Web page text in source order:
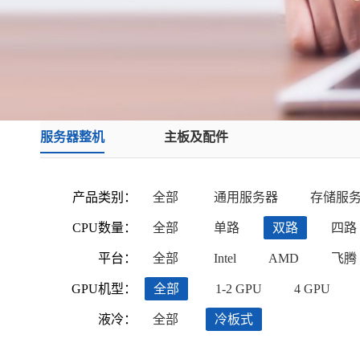
服务器整机 主板及配件
产品类别：
CPU数量：
平台：
GPU机型：
液冷：
全部 通用服务器 存储服
全部 单路 双路 四路
全部 Intel AMD 飞腾
全部 1-2 GPU 4 GPU
全部 冷板式